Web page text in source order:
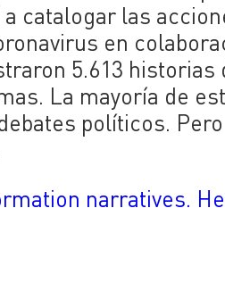
catalogar las
en
5.613 historias
La mayoría de
políticos.
narratives.